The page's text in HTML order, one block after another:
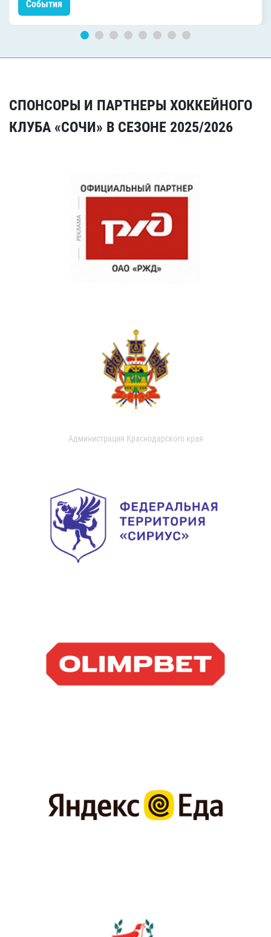
События
СПОНСОРЫ И ПАРТНЕРЫ ХОККЕЙНОГО
КЛУБА «СОЧИ» В СЕЗОНЕ 2025/2026
Администрация Краснодарского края